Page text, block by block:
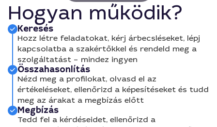
Hogyan működik?
Keresés
Hozz létre feladatokat, kérj árbecsléseket, lépj
kapcsolatba a szakértőkkel és rendeld meg a
szolgáltatást – mindez ingyen
Összahasonlítás
Nézd meg a profilokat, olvasd el az
értékeléseket, ellenőrizd a képesítéseket és tudd
meg az árakat a megbízás előtt
Megbízás
Tedd fel a kérdéseidet, ellenőrizd a